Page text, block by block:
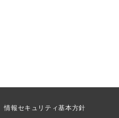
情報セキュリティ基本方針